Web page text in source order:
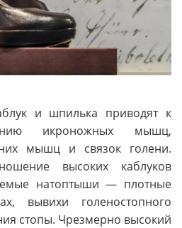
и шпилька приводят к
икроножных мышц,
мышц и связок голени.
высоких каблуков
натоптыши — плотные
вывихи голеностопного
стопы. Чрезмерно высокий